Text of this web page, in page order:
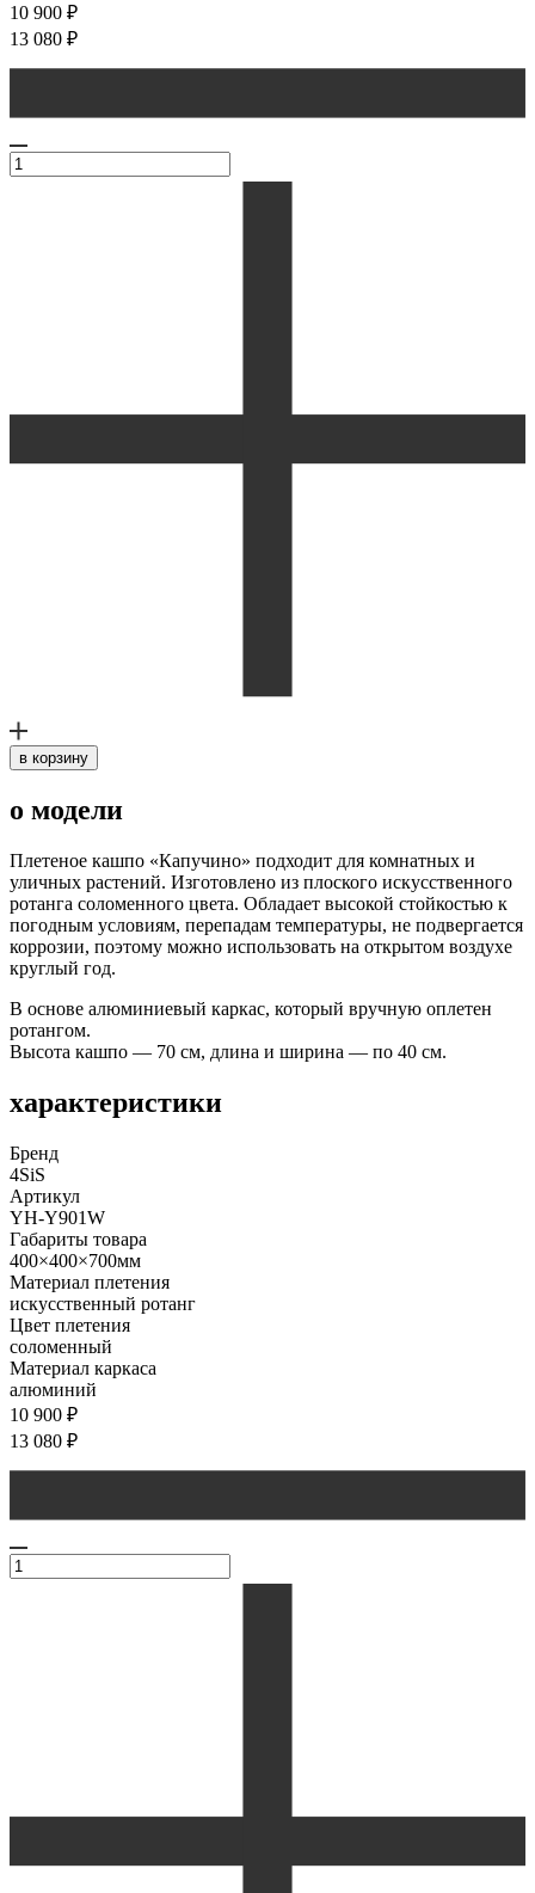
10 900 ₽
13 080 ₽
в корзину
о модели
Плетеное кашпо «Капучино» подходит для комнатных и
уличных растений. Изготовлено из плоского искусственного
ротанга соломенного цвета. Обладает высокой стойкостью к
погодным условиям, перепадам температуры, не подвергается
коррозии, поэтому можно использовать на открытом воздухе
круглый год.
В основе алюминиевый каркас, который вручную оплетен
ротангом.
Высота кашпо — 70 см, длина и ширина — по 40 см.
характеристики
Бренд
4SiS
Артикул
YH-Y901W
Габариты товара
400×400×700мм
Материал плетения
искусственный ротанг
Цвет плетения
соломенный
Материал каркаса
алюминий
10 900 ₽
13 080 ₽